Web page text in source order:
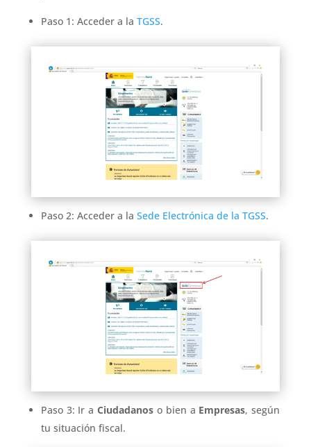
Paso 1: Acceder a la TGSS.
Paso 2: Acceder a la Sede Electrónica de la TGSS.
Paso 3: Ir aCiudadanos o bien a Empresas, según
tu situación fiscal.